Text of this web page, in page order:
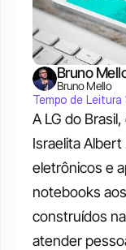
A LG do
Israelita
eletrônicos e
notebooks
construídos
atender
Bruno
Bruno Mello
Tempo de Leitura